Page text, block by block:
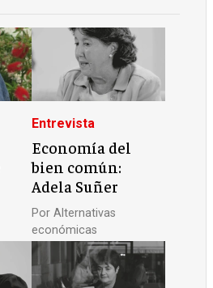
Entrevista
Economía del
bien común:
Adela Suñer
Por Alternativas
económicas